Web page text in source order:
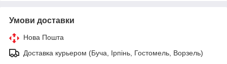
Умови доставки
Нова Пошта
Доставка курьером (Буча, Ірпінь, Гостомель, Ворзель)